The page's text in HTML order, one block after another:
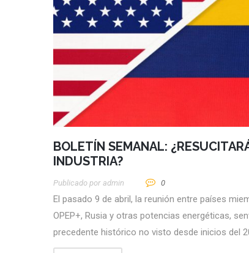
BOLETÍN SEMANAL:
INDUSTRIA?
Publicado por Admin 0
El pasado 9 de abril, la reunión entre países
OPEP+, Rusia y otras potencias energéticas,
precedente histórico no visto desde inicios del